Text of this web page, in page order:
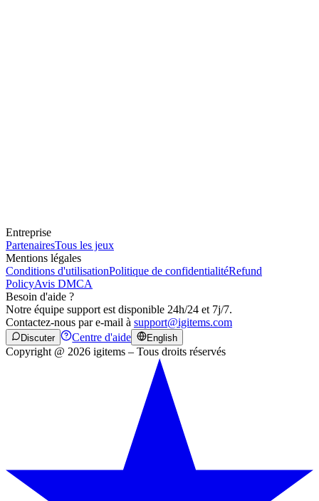
Entreprise
PartenairesTous les jeux
Mentions légales
Conditions d'utilisationPolitique de confidentialitéRefund
PolicyAvis DMCA
Besoin d'aide ?
Notre équipe support est disponible 24h/24 et 7j/7.
Contactez-nous par e-mail à support@igitems.com
Discuter Centre d'aide English
Copyright @ 2026 igitems – Tous droits réservés